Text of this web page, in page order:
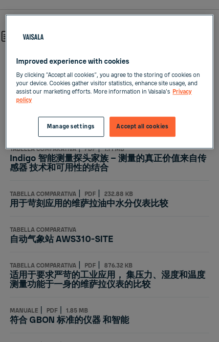
Risultati trovati 176
|
适用于汽化过氧化氢测量的HPP270 系列探头：常
见问题解答
充电电池及半导体制造
TABELLA COMPARATIVA|PDF|1.71 MB
Indigo 智能测量探头家族 – 测量的真正价值来自传
感器 技术和可用性的结合
TABELLA COMPARATIVA PDF 232.88 KB
用于苛刻应用的维萨拉油中水分仪表比较
TABELLA COMPARATIVA
自动气象站 AWS310-SITE
TABELLA COMPARATIVA PDF 876.32 KB
适用于要求严苛的工业应用， 集压力、湿度和温度
测量功能于一身的维萨拉仪表的比较
MANUALE PDF 1.85 MB
符合 GBON 标准的仪器 和智能
Improved experience with cookies
By clicking “Accept all cookies”, you agree to the storing of cookies on
your device. Cookies gather visitor statistics, enhance site usage, and
assist our marketing efforts. More information in Vaisala's Privacy
policy
Accept all cookies
Manage settings